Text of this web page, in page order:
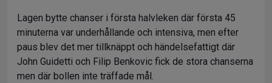
Lagen bytte chanser i första halvleken där första 45
minuterna var underhållande och intensiva, men efter
paus blev det mer tillknäppt och händelsefattigt där
John Guidetti och Filip Benkovic fick de stora chanserna
men där bollen inte träffade mål.